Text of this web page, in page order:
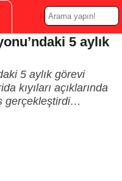
5 aylık
5 aylık görevi
kıyıları açıklarında
gerçekleştirdi…